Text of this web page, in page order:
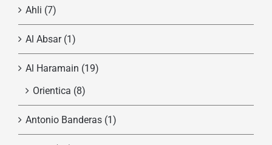
Ahli (7)
Al Absar (1)
Al Haramain (19)
Orientica (8)
Antonio Banderas (1)